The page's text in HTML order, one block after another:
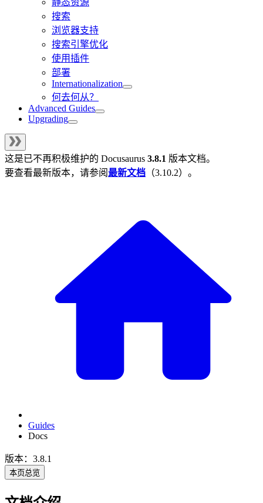
静态资源
搜索
浏览器支持
搜索引擎优化
使用插件
部署
Internationalization
何去何从？
Advanced Guides
Upgrading
这是已不再积极维护的 Docusaurus 3.8.1 版本文档。
要查看最新版本，请参阅最新文档 （3.10.2）。
Guides
Docs
版本：3.8.1
本页总览